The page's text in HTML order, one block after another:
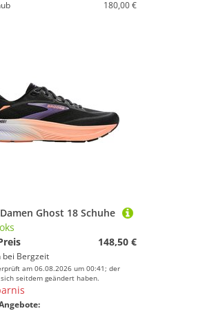
180,00 €
Ghost 18 Schuhe
148,50 €
bei Bergzeit
am 06.08.2026 um 00:41; der
seitdem geändert haben.